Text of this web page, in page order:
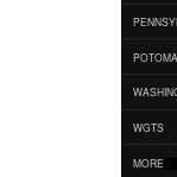
WGTS
MORE